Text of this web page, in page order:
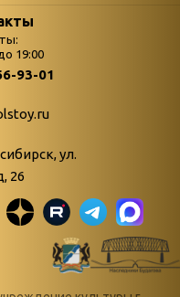
в-
поступлений
Война. Народ.
живые»
«Мне всё
снятся
19:00
93-01
ул.
26